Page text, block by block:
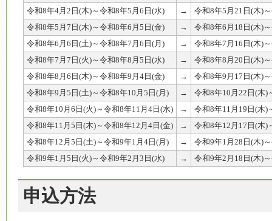
令和8年4月2日(木)～令和8年5月6日(水)
→
令和8年5月21日(木)
令和8年5月7日(木)～令和8年6月5日(金)
→
令和8年6月18日(木)
令和8年6月6日(土)～令和8年7月6日(月)
→
令和8年7月16日(木)
令和8年7月7日(火)～令和8年8月5日(水)
→
令和8年8月20日(木)
令和8年8月6日(木)～令和8年9月4日(金)
→
令和8年9月17日(木)
令和8年9月5日(土)～令和8年10月5日(月)
→
令和8年10月22日(木)
令和8年10月6日(火)～令和8年11月4日(水)
→
令和8年11月19日(木)
令和8年11月5日(木)～令和8年12月4日(金)
→
令和8年12月17日(木)
令和8年12月5日(土)～令和9年1月4日(月)
→
令和9年1月28日(木)
令和9年1月5日(火)～令和9年2月3日(水)
→ 令和9年2月18日(木)
申込方法